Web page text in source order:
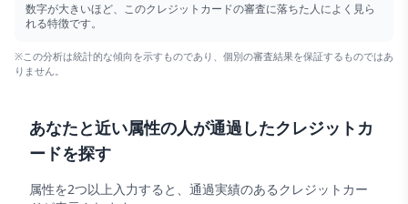
数字が大きいほど、このクレジットカードの審査に落ちた人によく見ら
れる特徴です。
※この分析は統計的な傾向を示すものであり、個別の審査結果を保証するものではあ
りません。
あなたと近い属性の人が通過したクレジットカ
ードを探す
属性を2つ以上入力すると、通過実績のあるクレジットカー